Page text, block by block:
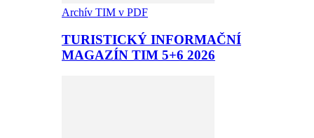
Archív TIM v PDF
TURISTICKÝ INFORMAČNÍ
MAGAZÍN TIM 5+6 2026